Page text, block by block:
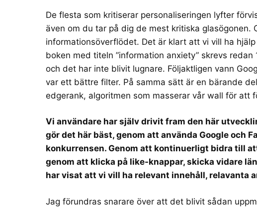
De flesta som kritiserar personaliseringen lyfter
även om du tar på dig de mest kritiska glasögonen.
informationsöverflödet. Det är klart att vi vill ha
boken med titeln ”information anxiety” skrevs
och det har inte blivit lugnare. Följaktligen vann
var ett bättre filter. På samma sätt är en bärande
edgerank, algoritmen som masserar vår wall för att
Vi användare har själv drivit fram den här
gör det här bäst, genom att använda Google och
konkurrensen. Genom att kontinuerligt bidra till
genom att klicka på like-knappar, skicka vidare
har visat att vi vill ha relevant innehåll, relavanta
Jag förundras snarare över att det blivit sådan